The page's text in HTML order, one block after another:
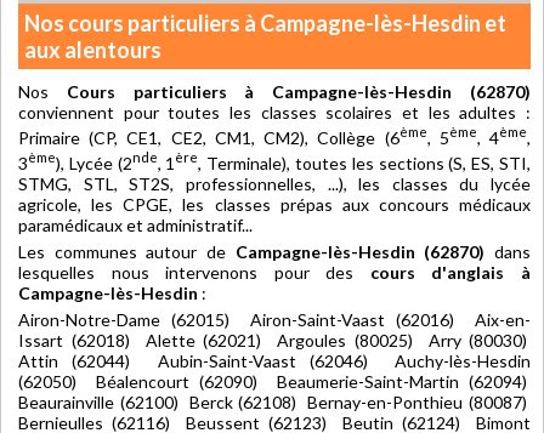
Nos cours particuliers à Campagne-lès-Hesdin et
aux alentours
Nos Cours particuliers à Campagne-lès-Hesdin (62870)
conviennent pour toutes les classes scolaires et les adultes :
Primaire (CP, CE1, CE2, CM1, CM2), Collège (6ème, 5ème, 4ème,
3ème), Lycée (2nde, 1 ère, Terminale), toutes les sections (S, ES, STI,
STMG, STL, ST2S, professionnelles, ...), les classes du lycée
agricole, les CPGE, les classes prépas aux concours médicaux
paramédicaux et administratif...
Les communes autour de Campagne-lès-Hesdin (62870) dans
lesquelles nous intervenons pour des cours d'anglais à
Campagne-lès-Hesdin :
Airon-Notre-Dame (62015) Airon-Saint-Vaast (62016) Aix-en-
Issart (62018) Alette (62021) Argoules (80025) Arry (80030)
Attin (62044) Aubin-Saint-Vaast (62046) Auchy-lès-Hesdin
(62050) Béalencourt (62090) Beaumerie-Saint-Martin (62094)
Beaurainville (62100) Berck (62108) Bernay-en-Ponthieu (80087)
Bernieulles (62116) Beussent (62123) Beutin (62124) Bimont